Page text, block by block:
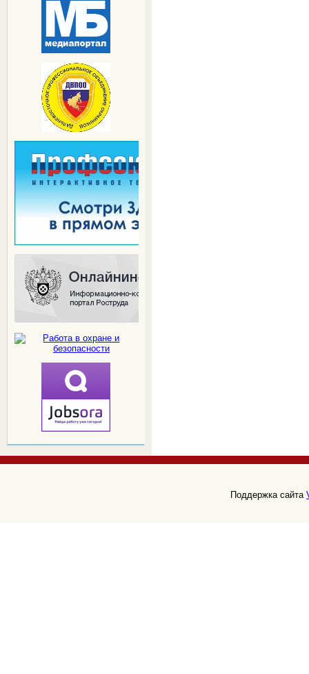
Поддержка сайта